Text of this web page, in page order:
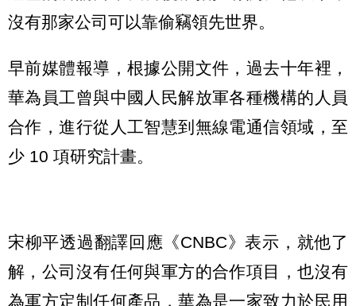
沒有那家公司可以靠偷竊領先世界。
早前媒體報導，根據公開文件，過去十年裡，
華為員工曾與中國人民解放軍各種機構的人員
合作，進行從人工智慧到無線電通信領域，至
少 10 項研究計畫。
宋柳平透過翻譯回應《CNBC》表示，就他了
解，公司沒有任何與軍方的合作項目，也沒有
為軍方定制任何產品，華為是一家致力於民用